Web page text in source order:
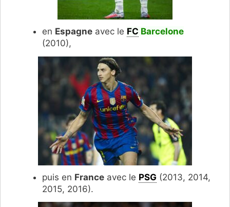
en Espagne avec le FC Barcelone
(2010),
puis en France avec le PSG (2013, 2014,
2015, 2016).